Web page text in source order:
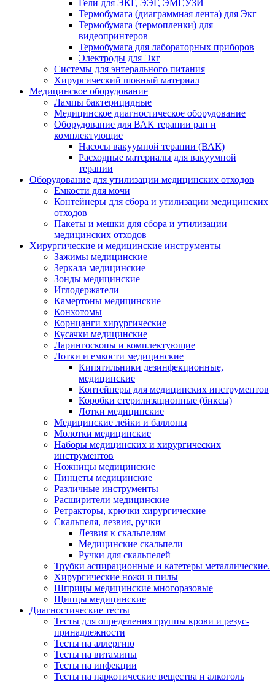
Гели для ЭКГ, ЭЭГ, ЭМГ,УЗИ
Термобумага (диаграммная лента) для Экг
Термобумага (термопленки) для
видеопринтеров
Термобумага для лабораторных приборов
Электроды для Экг
Системы для энтерального питания
Хирургический шовный материал
Медицинское оборудование
Лампы бактерицидные
Медицинское диагностическое оборудование
Оборудование для ВАК терапии ран и
комплектующие
Насосы вакуумной терапии (ВАК)
Расходные материалы для вакуумной
терапии
Оборудование для утилизации медицинских отходов
Емкости для мочи
Контейнеры для сбора и утилизации медицинских
отходов
Пакеты и мешки для сбора и утилизации
медицинских отходов
Хирургические и медицинские инструменты
Зажимы медицинские
Зеркала медицинские
Зонды медицинские
Иглодержатели
Камертоны медицинские
Конхотомы
Корнцанги хирургические
Кусачки медицинские
Ларингоскопы и комплектующие
Лотки и емкости медицинские
Кипятильники дезинфекционные,
медицинские
Контейнеры для медицинских инструментов
Коробки стерилизационные (биксы)
Лотки медицинские
Медицинские лейки и баллоны
Молотки медицинские
Наборы медицинских и хирургических
инструментов
Ножницы медицинские
Пинцеты медицинские
Различные инструменты
Расширители медицинские
Ретракторы, крючки хирургические
Скальпеля, лезвия, ручки
Лезвия к скальпелям
Медицинские скальпели
Ручки для скальпелей
Трубки аспирационные и катетеры металлические.
Хирургические ножи и пилы
Шприцы медицинские многоразовые
Щипцы медицинские
Диагностические тесты
Тесты для определения группы крови и резус-
принадлежности
Тесты на аллергию
Тесты на витамины
Тесты на инфекции
Тесты на наркотические вещества и алкоголь